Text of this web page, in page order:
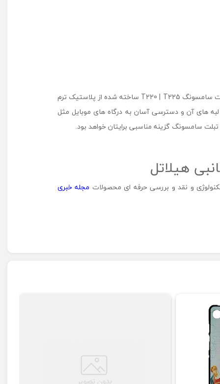
قاب های طرح دار در بازار دارای تنوعی بسیار می باشند و انتخاب بین آنها شاید کمی سخت باشد. کاور (قاب) طرح دار مناسب برای تبلت سامسونگ T220 | T225 ساخته شده از پلاستیک ترم
های آن و دسترسی آسان به درگاه های موبایل مثل
سامسونگ گزینه مناسبی برایتان خواهد بود.
و نقد و بررسی حرفه ای محصولات مجله خبری